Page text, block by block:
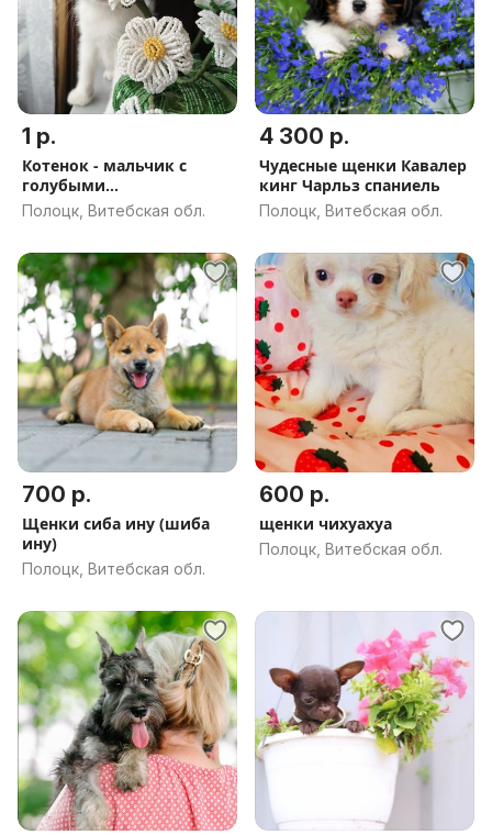
1 р.
Котенок - мальчик с
голубыми
глазами.Привезем.
Полоцк, Витебская обл.
4 300 р.
Чудесные щенки Кавалер
кинг Чарльз спаниель
Полоцк, Витебская обл.
700 р.
Щенки сиба ину (шиба
ину)
Полоцк, Витебская обл.
600 р.
щенки чихуахуа
Полоцк, Витебская обл.